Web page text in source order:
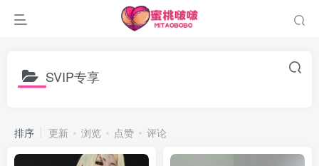
SVIP专享
排序 更新 浏览 点赞 评论